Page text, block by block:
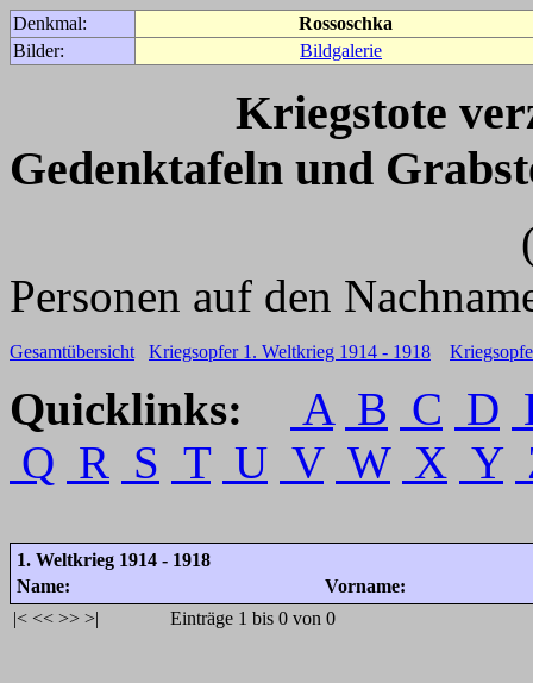
Denkmal:
Rossoschka
Bilder:
Bildgalerie
Kriegstote
Gedenktafeln und
(Für weitere
Personen auf den
Gesamtübersicht Kriegsopfer 1. Weltkrieg 1914 - 1918
Quicklinks: A B C D
Q R S T U V W X Y
1. Weltkrieg 1914 - 1918
Name:
Vorname:
|< << >> >| Einträge 1 bis 0 von 0